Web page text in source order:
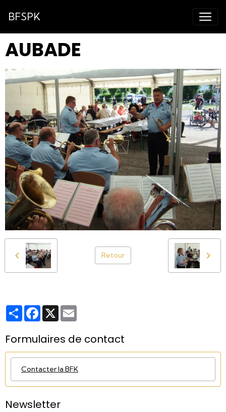
BFSPK
AUBADE
Retour
PartagerFacebook
X
Formulaires de contact
Contacter la BFK
Newsletter